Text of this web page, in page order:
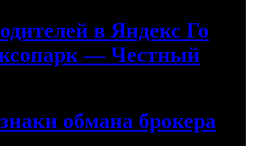
в Яндекс Го
— Честный
обмана брокера